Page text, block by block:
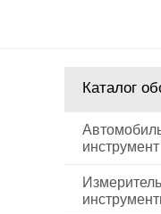
Каталог
инструмент